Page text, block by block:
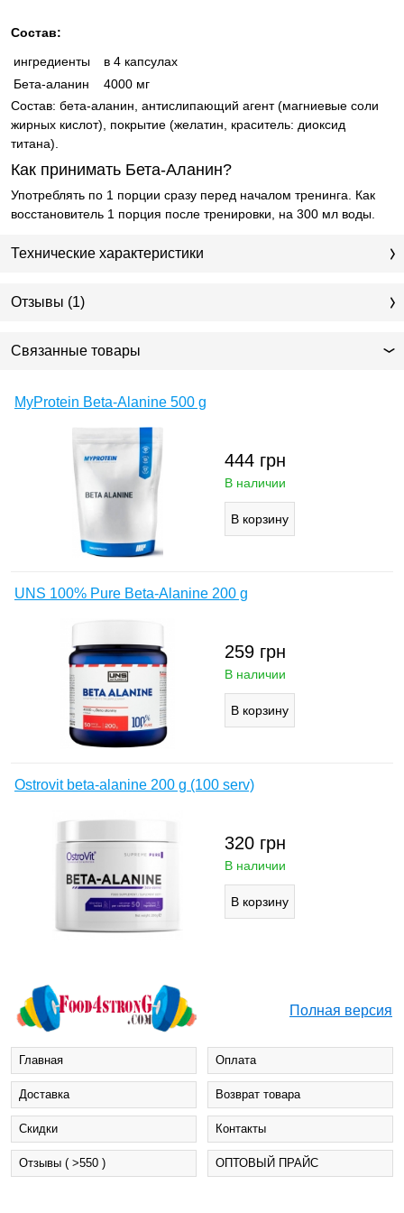
Состав:
ингредиенты
в 4 капсулах
Бета-аланин
4000 мг
Состав: бета-аланин, антислипающий агент (магниевые соли
жирных кислот), покрытие (желатин, краситель: диоксид
титана).
Как принимать Бета-Аланин?
Употреблять по 1 порции сразу перед началом тренинга. Как
восстановитель 1 порция после тренировки, на 300 мл воды.
Технические характеристики
Отзывы (1)
Связанные товары
MyProtein Beta-Alanine 500 g
444 грн
В наличии
UNS 100% Pure Beta-Alanine 200 g
259 грн
В наличии
Ostrovit beta-alanine 200 g (100 serv)
320 грн
В наличии
Полная версия
Главная Оплата
Доставка Возврат товара
Cкидки Контакты
Отзывы ( >550 ) ОПТОВЫЙ ПРАЙС